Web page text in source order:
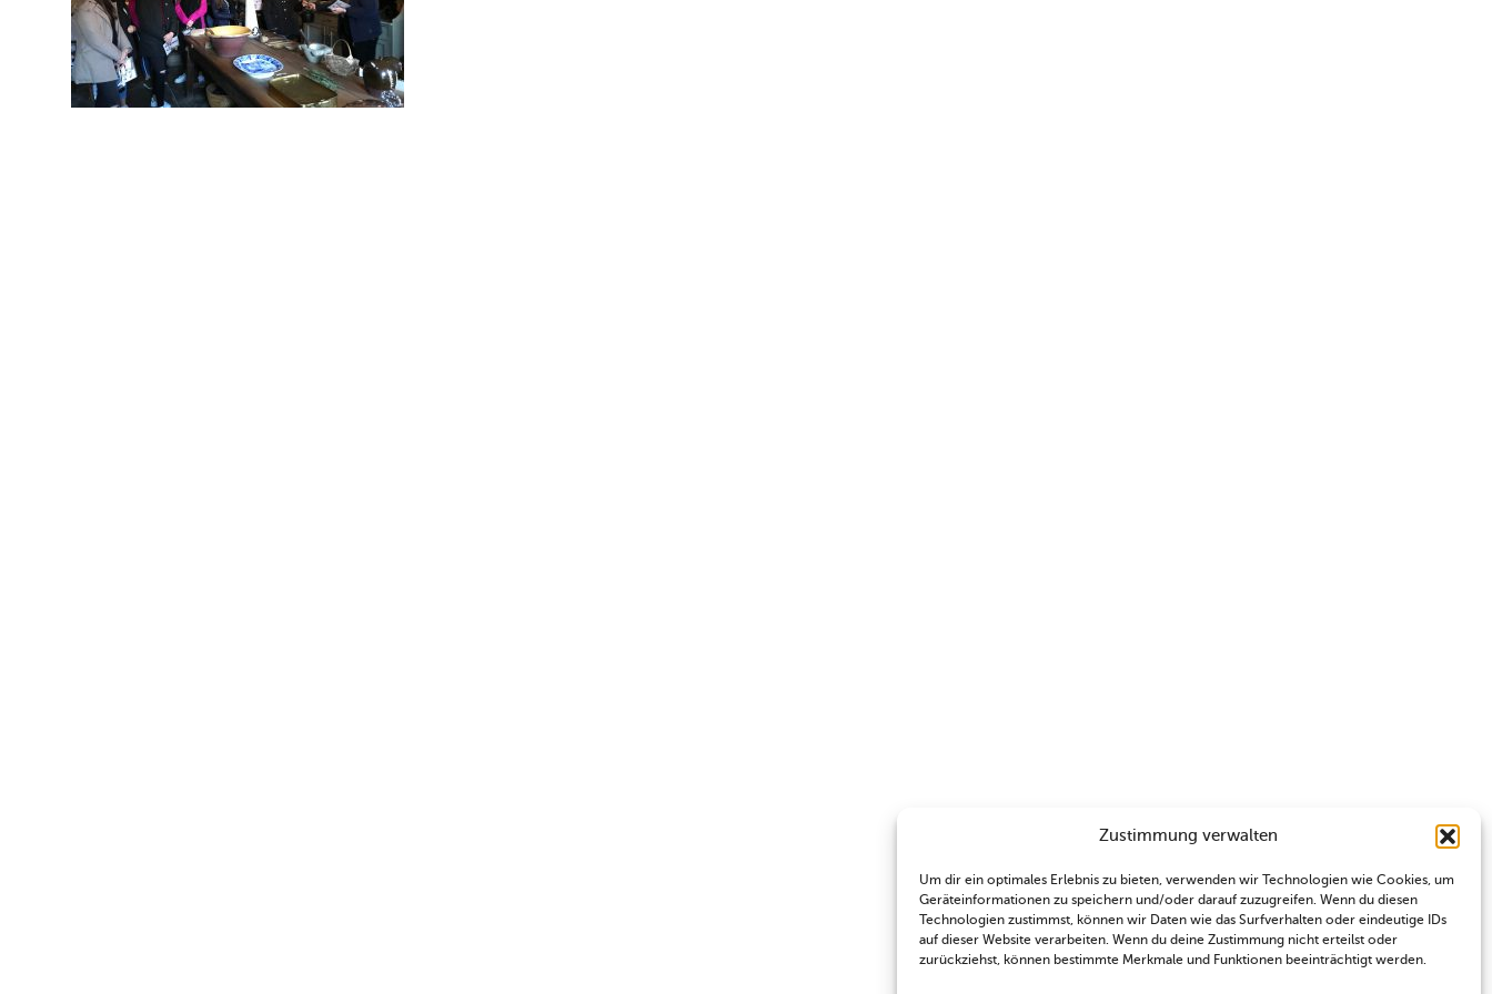
Zustimmung verwalten
Um dir ein optimales Erlebnis zu bieten, verwenden wir Technologien wie Cookies, um
Geräteinformationen zu speichern und/oder darauf zuzugreifen. Wenn du diesen
Technologien zustimmst, können wir Daten wie das Surfverhalten oder eindeutige IDs
auf dieser Website verarbeiten. Wenn du deine Zustimmung nicht erteilst oder
zurückziehst, können bestimmte Merkmale und Funktionen beeinträchtigt werden.